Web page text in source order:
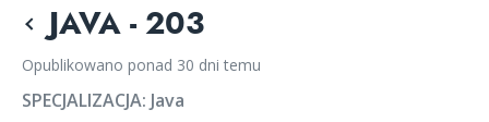
JAVA - 203
Opublikowano ponad 30 dni temu
SPECJALIZACJA: Java